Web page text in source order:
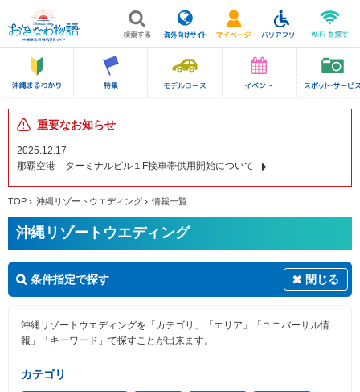
重要なお知らせ
2025.12.17
那覇空港 ターミナルビル１F接車帯供用開始について
TOP 沖縄リゾートウエディング 情報一覧
沖縄リゾートウエディング
条件指定で探す 閉じる
沖縄リゾートウエディングを「カテゴリ」「エリア」「ユニバーサル情
報」「キーワード」で探すことが出来ます。
カテゴリ